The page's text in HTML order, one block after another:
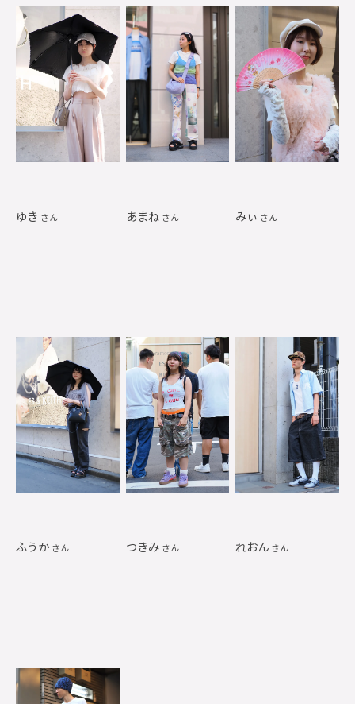
ゆき さん あまね さん みぃ さん
ふうか さん つきみ さん れおん さん